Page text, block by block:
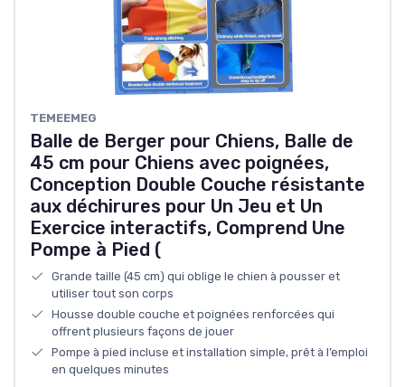
TEMEEMEG
Balle de Berger pour Chiens, Balle de
45 cm pour Chiens avec poignées,
Conception Double Couche résistante
aux déchirures pour Un Jeu et Un
Exercice interactifs, Comprend Une
Pompe à Pied (
Grande taille (45 cm) qui oblige le chien à pousser et
utiliser tout son corps
Housse double couche et poignées renforcées qui
offrent plusieurs façons de jouer
Pompe à pied incluse et installation simple, prêt à l’emploi
en quelques minutes